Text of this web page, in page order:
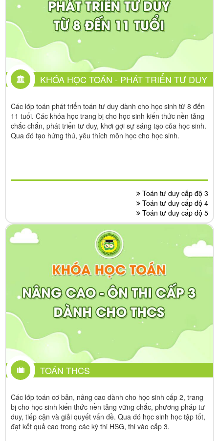
KHÓA HỌC TOÁN - PHÁT TRIỂN TƯ DUY
Các lớp toán phát triển toán tư duy dành cho học sinh từ 8 đến
11 tuổi. Các khóa học trang bị cho học sinh kiến thức nền tảng
chắc chắn, phát triển tư duy, khơi gợi sự sáng tạo của học sinh.
Qua đó tạo hứng thú, yêu thích môn học cho học sinh.
Toán tư duy cấp độ 3
Toán tư duy cấp độ 4
Toán tư duy cấp độ 5
TOÁN THCS
Các lớp toán cơ bản, nâng cao dành cho học sinh cấp 2, trang
bị cho học sinh kiến thức nền tảng vững chắc, phương pháp tư
duy, tiếp cận và giải quyết vấn đề. Qua đó học sinh học tập tốt,
đạt kết quả cao trong các kỳ thi HSG, thi vào cấp 3.